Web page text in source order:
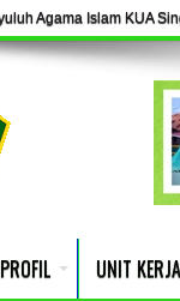
Agama Islam KUA
PROFIL UNIT KERJA